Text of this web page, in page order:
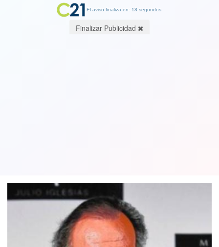
El aviso finaliza en: 18 segundos.
Finalizar Publicidad